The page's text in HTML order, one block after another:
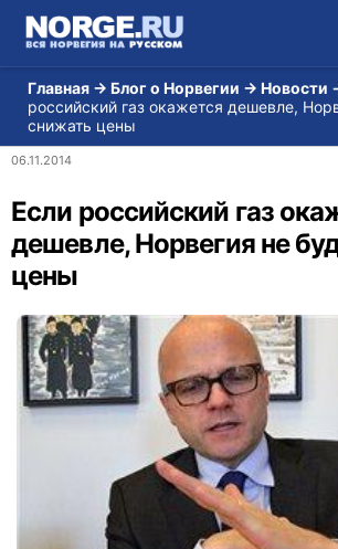
Главная → Блог о Норвегии → Новости
российский газ окажется дешевле,
снижать цены
06.11.2014
Если российский газ
дешевле, Норвегия не
цены